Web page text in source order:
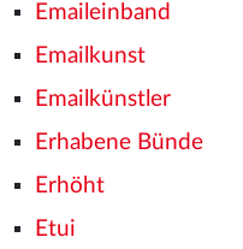
Emaileinband
Emailkunst
Emailkünstler
Erhabene Bünde
Erhöht
Etui